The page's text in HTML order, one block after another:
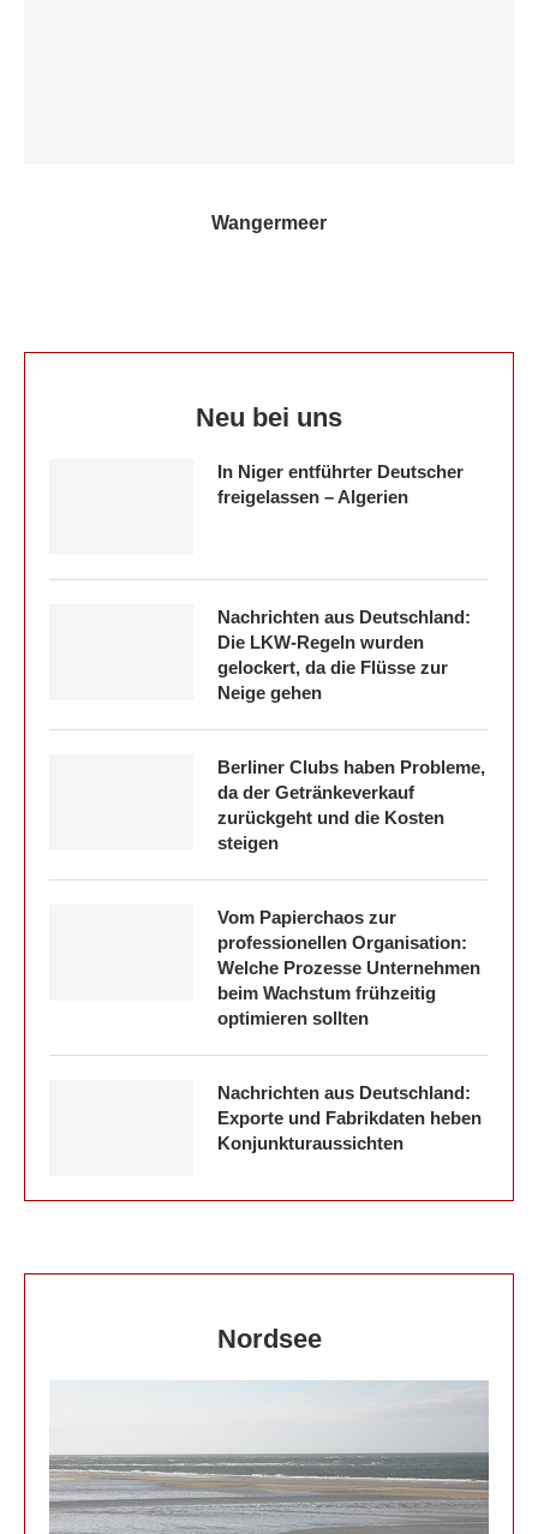
Wangermeer
Neu bei uns
In Niger entführter Deutscher
freigelassen – Algerien
Nachrichten aus Deutschland:
Die LKW-Regeln wurden
gelockert, da die Flüsse zur
Neige gehen
Berliner Clubs haben Probleme,
da der Getränkeverkauf
zurückgeht und die Kosten
steigen
Vom Papierchaos zur
professionellen Organisation:
Welche Prozesse Unternehmen
beim Wachstum frühzeitig
optimieren sollten
Nachrichten aus Deutschland:
Exporte und Fabrikdaten heben
Konjunkturaussichten
Nordsee